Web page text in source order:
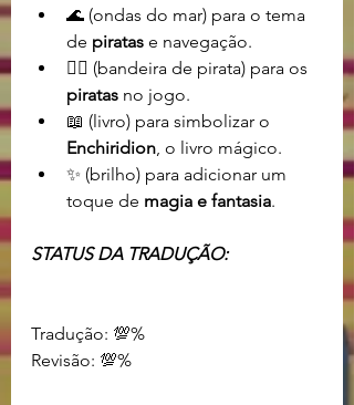
🌊 (ondas do mar) para o tema
de piratas e navegação.
🏴‍☠️ (bandeira de pirata) para os
piratas no jogo.
📖 (livro) para simbolizar o
Enchiridion, o livro mágico.
✨ (brilho) para adicionar um
toque de magia e fantasia.
STATUS DA TRADUÇÃO:
Revisão: 💯%